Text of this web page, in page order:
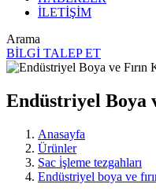
İLETİŞİM
Arama
BİLGİ TALEP ET
Endüstriyel Boya
Anasayfa
Ürünler
Sac i̇şleme tezgahları
Endüstriyel boya ve